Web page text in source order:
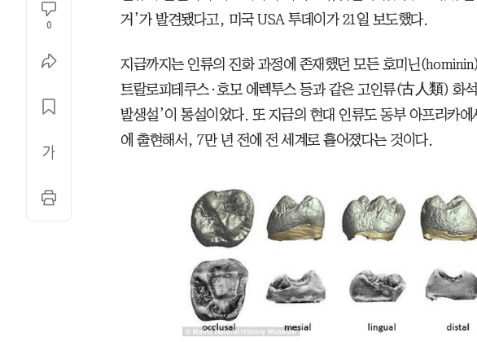
0
거’가 발견됐다고, 미국 USA 투데이가 21일 보도했다.
지금까지는 인류의 진화 과정에 존재했던 모든 호미닌
트랄로피테쿠스·호모 에렉투스 등과 같은 고인류(古人類) 화
발생설’이 통설이었다. 또 지금의 현대 인류도 동부 아프리카
에 출현해서, 7만 년 전에 전 세계로 흩어졌다는 것이다.